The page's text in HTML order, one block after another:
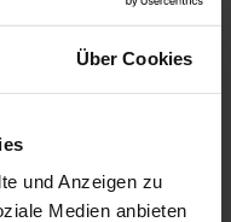
Über Cookies
und Anzeigen zu
Medien anbieten
sind
von
und stehen
Dabei